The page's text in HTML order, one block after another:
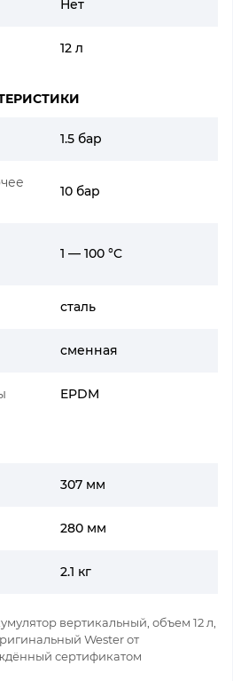
Нет
12 л
1.5 бар
10 бар
1 — 100 °C
сталь
сменная
EPDM
307 мм
280 мм
2.1 кг
вертикальный, объем 12 л,
Wester от
сертификатом